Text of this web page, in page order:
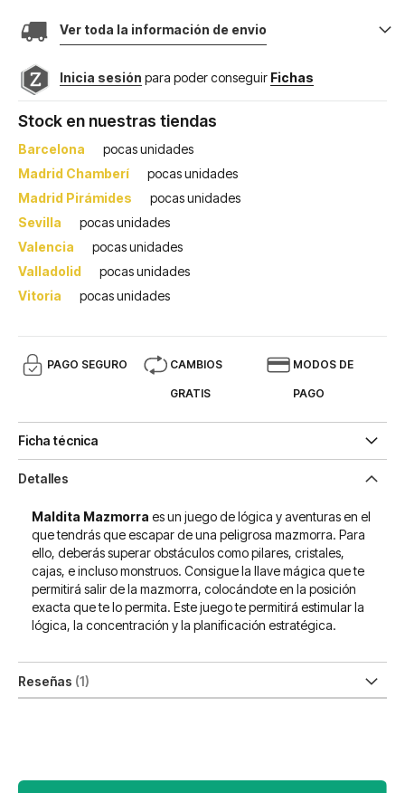
Ver toda la información de envio
Inicia sesión para poder conseguir Fichas
Stock en nuestras tiendas
Barcelona
pocas unidades
Madrid Chamberí
pocas unidades
Madrid Pirámides
pocas unidades
Sevilla
pocas unidades
Valencia
pocas unidades
Valladolid
pocas unidades
Vitoria
pocas unidades
PAGO SEGURO CAMBIOS
GRATIS
MODOS DE
PAGO
Ficha técnica
Detalles
Maldita Mazmorra es un juego de lógica y aventuras en el
que tendrás que escapar de una peligrosa mazmorra. Para
ello, deberás superar obstáculos como pilares, cristales,
cajas, e incluso monstruos. Consigue la llave mágica que te
permitirá salir de la mazmorra, colocándote en la posición
exacta que te lo permita. Este juego te permitirá estimular la
lógica, la concentración y la planificación estratégica.
Reseñas 1